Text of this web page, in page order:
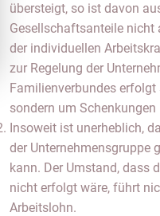
übersteigt, so ist davon
Gesellschaftsanteile nicht
der individuellen
zur Regelung der
Familienverbundes
sondern um Schenkungen
Insoweit ist unerheblich,
der Unternehmensgruppe
kann. Der Umstand, dass
nicht erfolgt wäre, führt
Arbeitslohn.